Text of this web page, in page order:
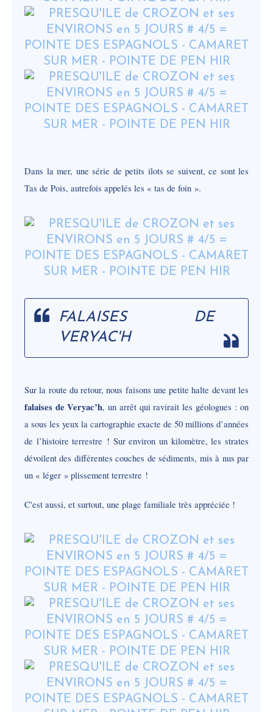
Dans la mer, une série de petits ilots se suivent, ce sont les
Tas de Pois, autrefois appelés les « tas de foin ».
FALAISES DE
VERYAC'H
Sur la route du retour, nous faisons une petite halte devant les
falaises de Veryac’h, un arrêt qui ravirait les géologues : on
a sous les yeux la cartographie exacte de 50 millions d’années
de l’histoire terrestre ! Sur environ un kilomètre, les strates
dévoilent des différentes couches de sédiments, mis à nus par
un « léger » plissement terrestre !
C'est aussi, et surtout, une plage familiale très appréciée !